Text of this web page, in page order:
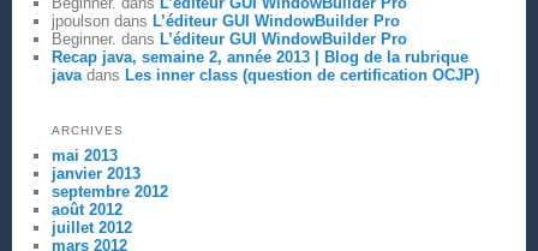
jpoulsondans L’éditeur GUI WindowBuilder Pro
Beginner. dans L’éditeur GUI WindowBuilder Pro
Recap java, semaine 2, année 2013 | Blog de la rubrique
javadans Les inner class (question de certification OCJP)
ARCHIVES
mai 2013
janvier 2013
septembre 2012
août 2012
juillet 2012
mars 2012